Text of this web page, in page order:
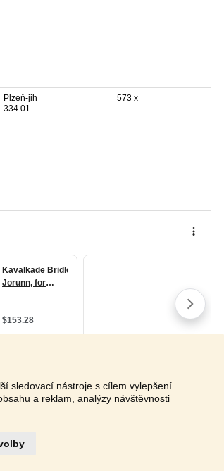
sledovací nástroje s cílem vylepšení
a reklam, analýzy návštěvnosti
Plzeň-jih
334 01
573 x